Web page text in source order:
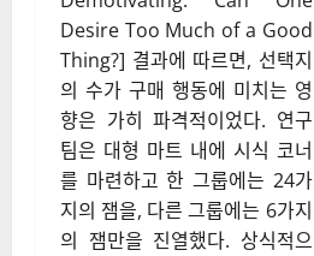
Desire Too Much of a Good
Thing?] 결과에 따르면, 선택지
의 수가 구매 행동에 미치는 영
향은 가히 파격적이었다. 연구
팀은 대형 마트 내에 시식 코너
를 마련하고 한 그룹에는 24가
지의 잼을, 다른 그룹에는 6가지
의 잼만을 진열했다. 상식적으